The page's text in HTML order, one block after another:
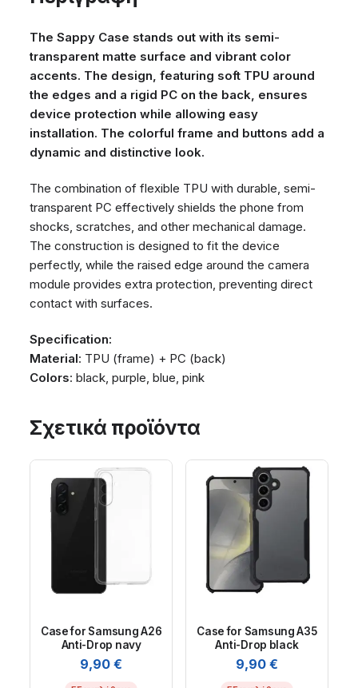
The Sappy Case stands out with its semi-
transparent matte surface and vibrant color
accents. The design, featuring soft TPU around
the edges and a rigid PC on the back, ensures
device protection while allowing easy
installation. The colorful frame and buttons add a
dynamic and distinctive look.
The combination of flexible TPU with durable, semi-
transparent PC effectively shields the phone from
shocks, scratches, and other mechanical damage.
The construction is designed to fit the device
perfectly, while the raised edge around the camera
module provides extra protection, preventing direct
contact with surfaces.
Specification:
Material: TPU (frame) + PC (back)
Colors: black, purple, blue, pink
Σχετικά προϊόντα
Case for Samsung A26
Anti-Drop navy
9,90€
Case for Samsung A35
Anti-Drop black
9,90 €